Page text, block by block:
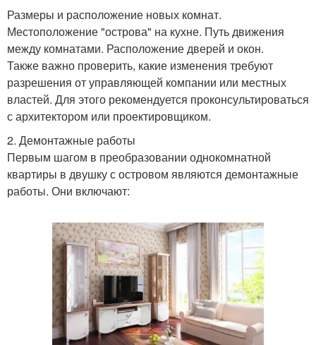
Размеры и расположение новых комнат.
Местоположение "острова" на кухне. Путь движения
между комнатами. Расположение дверей и окон.
Также важно проверить, какие изменения требуют
разрешения от управляющей компании или местных
властей. Для этого рекомендуется проконсультироваться
с архитектором или проектировщиком.
2. Демонтажные работы
Первым шагом в преобразовании однокомнатной
квартиры в двушку с островом являются демонтажные
работы. Они включают: